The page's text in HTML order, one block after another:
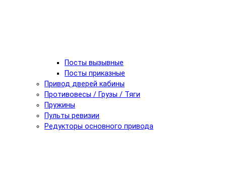
Посты вызывные
Посты приказные
Привод дверей кабины
Противовесы / Грузы / Тяги
Пружины
Пульты ревизии
Редукторы основного привода